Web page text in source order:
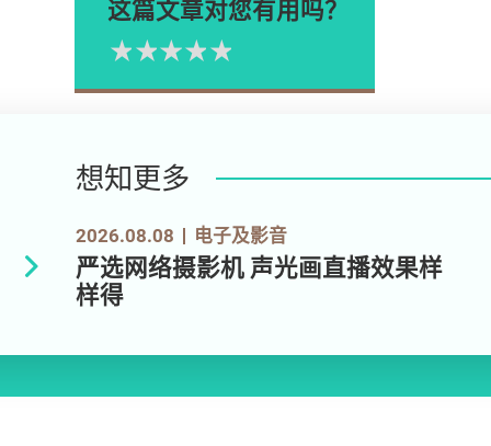
这篇文章对您有用吗？
Please rate
4星
3星
2星
1星
想知更多
2026.08.08 电子及影音
严选网络摄影机 声光画直播效果样
样得